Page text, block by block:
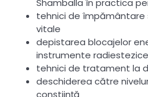
Shamballa în practica
tehnici de împământare
vitale
depistarea blocajelor
instrumente radiestezice
tehnici de tratament la
deschiderea către
conștiință